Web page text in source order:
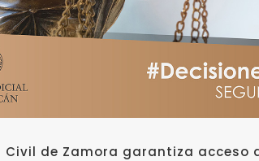
Civil de Zamora garantiza acceso